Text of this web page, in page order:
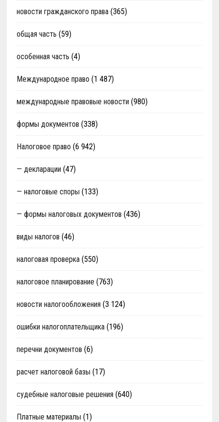
новости гражданского права(365)
общая часть (59)
особенная часть (4)
Международное право (1 487)
международные правовые новости (980)
формы документов (338)
Налоговое право (6 942)
— декларации (47)
— налоговые споры (133)
— формы налоговых документов (436)
виды налогов (46)
налоговая проверка(550)
налоговое планирование (763)
новости налогообложения (3 124)
ошибки налогоплательщика(196)
перечни документов (6)
расчет налоговой базы (17)
судебные налоговые решения (640)
Платные материалы (1)